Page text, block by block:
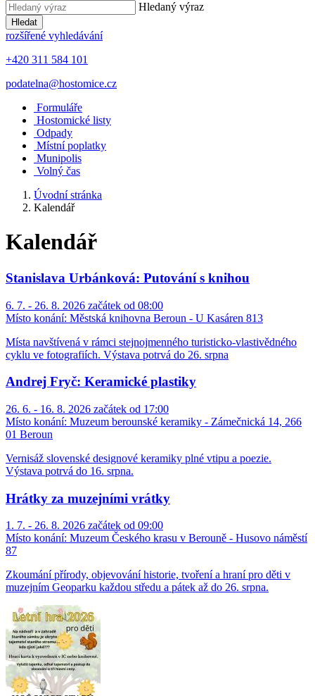
Hledaný výraz
Hledat
rozšířené vyhledávání
+420 311 584 101
podatelna@hostomice.cz
Formuláře
Hostomické listy
Odpady
Místní poplatky
Munipolis
Volný čas
Úvodní stránka
Kalendář
Kalendář
Stanislava Urbánková: Putování s knihou
6. 7. - 26. 8. 2026 začátek od 08:00
Místo konání: Městská knihovna Beroun - U Kasáren 813
Místa navštívená v rámci stejnojmenného turisticko-vlastivědného
cyklu ve fotografiích. Výstava potrvá do 26. srpna
Andrej Fryč: Keramické plastiky
26. 6. - 16. 8. 2026 začátek od 17:00
Místo konání: Muzeum berounské keramiky - Zámečnická 14, 266
01 Beroun
Vernisáž slovenské designové keramiky plné vtipu a poezie.
Výstava potrvá do 16. srpna.
Hrátky za muzejními vrátky
1. 7. - 26. 8. 2026 začátek od 09:00
Místo konání: Muzeum Českého krasu v Berouně - Husovo náměstí
87
Zkoumání přírody, objevování historie, tvoření a hraní pro děti v
muzejním Geoparku každou středu a pátek až do 26. srpna.